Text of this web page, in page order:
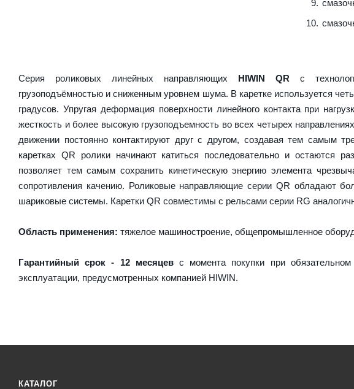
Серия роликовых линейных направляющих HIWIN QR с
грузоподъёмностью и сниженным уровнем шума. В каретке используется
градусов. Упругая деформация поверхности линейного контакта при
жесткость и более высокую грузоподъемность во всех четырех
движении постоянно контактируют друг с другом, создавая тем самым
каретках QR ролики начинают катиться последовательно и остаются
позволяет тем самым сохранить кинетическую энергию элемента
сопротивления качению. Роликовые направляющие серии QR обладают
шариковые системы. Каретки QR совместимы с рельсами серии RG
Область применения: тяжелое машиностроение, общепромышленное
Гарантийный срок - 12 месяцевс момента покупки при
эксплуатации, предусмотренных компанией HIWIN.
КАТАЛОГ